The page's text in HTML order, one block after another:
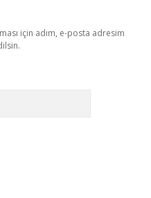
için adım, e-posta adresim